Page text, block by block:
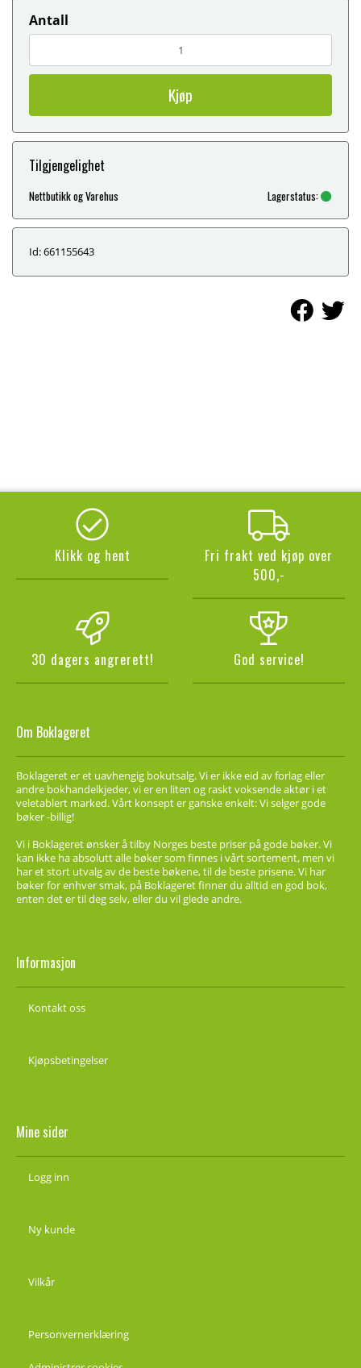
Antall
Kjøp
Tilgjengelighet
Nettbutikk og Varehus Lagerstatus:
Id: 661155643
Klikk og hent
Fri frakt ved kjøp over
500,-
30 dagers angrerett! God service!
Om Boklageret
Boklageret er et uavhengig bokutsalg. Vi er ikke eid av forlag eller
andre bokhandelkjeder, vi er en liten og raskt voksende aktør i et
veletablert marked. Vårt konsept er ganske enkelt: Vi selger gode
bøker -billig!
Vi i Boklageret ønsker å tilby Norges beste priser på gode bøker. Vi
kan ikke ha absolutt alle bøker som finnes i vårt sortement, men vi
har et stort utvalg av de beste bøkene, til de beste prisene. Vi har
bøker for enhver smak, på Boklageret finner du alltid en god bok,
enten det er til deg selv, eller du vil glede andre.
Informasjon
Kontakt oss
Kjøpsbetingelser
Mine sider
Logg inn
Ny kunde
Vilkår
Personvernerklæring